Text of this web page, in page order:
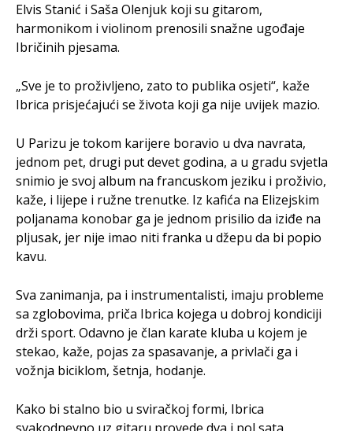
Elvis Stanić i Saša Olenjuk koji su gitarom,
harmonikom i violinom prenosili snažne ugođaje
Ibričinih pjesama.
„Sve je to proživljeno, zato to publika osjeti“, kaže
Ibrica prisjećajući se života koji ga nije uvijek mazio.
U Parizu je tokom karijere boravio u dva navrata,
jednom pet, drugi put devet godina, a u gradu svjetla
snimio je svoj album na francuskom jeziku i proživio,
kaže, i lijepe i ružne trenutke. Iz kafića na Elizejskim
poljanama konobar ga je jednom prisilio da iziđe na
pljusak, jer nije imao niti franka u džepu da bi popio
kavu.
Sva zanimanja, pa i instrumentalisti, imaju probleme
sa zglobovima, priča Ibrica kojega u dobroj kondiciji
drži sport. Odavno je član karate kluba u kojem je
stekao, kaže, pojas za spasavanje, a privlači ga i
vožnja biciklom, šetnja, hodanje.
Kako bi stalno bio u sviračkoj formi, Ibrica